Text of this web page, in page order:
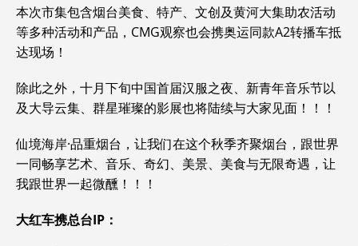
本次市集包含烟台美食、特产、文创及黄河大集助农活动
等多种活动和产品，CMG观察也会携奥运同款A2转播车抵
达现场！
除此之外，十月下旬中国首届汉服之夜、新青年音乐节以
及大导云集、群星璀璨的影展也将陆续与大家见面！！！
仙境海岸·品重烟台，让我们在这个秋季齐聚烟台，跟世界
一同畅享艺术、音乐、奇幻、美景、美食与无限奇遇，让
我跟世界一起微醺！！！
大红车携总台IP ：